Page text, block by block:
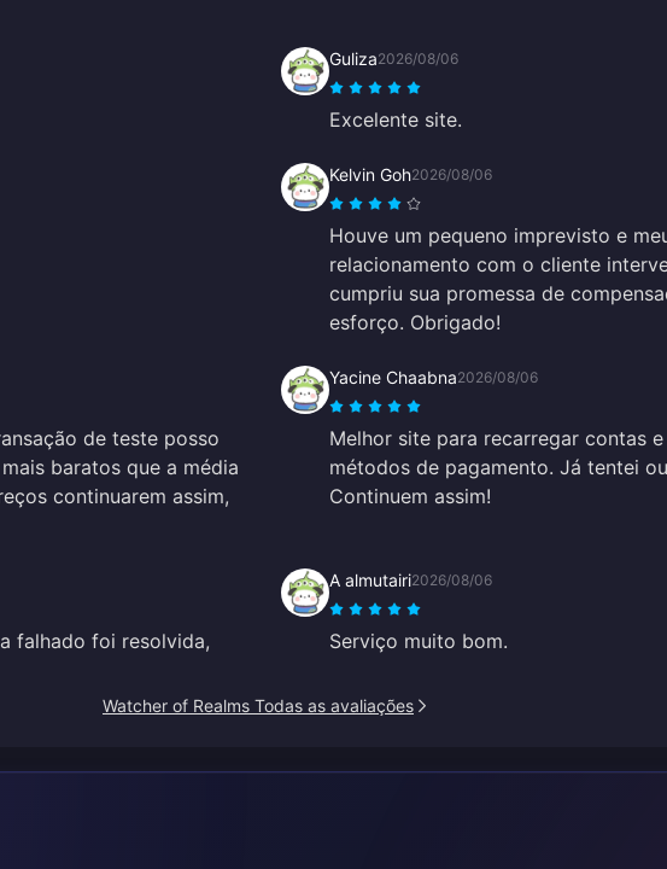
Guliza2026/08/06
Excelente site.
Kelvin Goh2026/08/06
Houve um pequeno imprevisto e
relacionamento com o cliente
cumpriu sua promessa de
esforço. Obrigado!
de teste posso
baratos que a média
continuarem assim,
Yacine Chaabna2026/08/06
Melhor site para recarregar contas
métodos de pagamento. Já tentei
Continuem assim!
falhado foi resolvida,
A almutairi2026/08/06
Serviço muito bom.
Watcher of Realms Todas as avaliações